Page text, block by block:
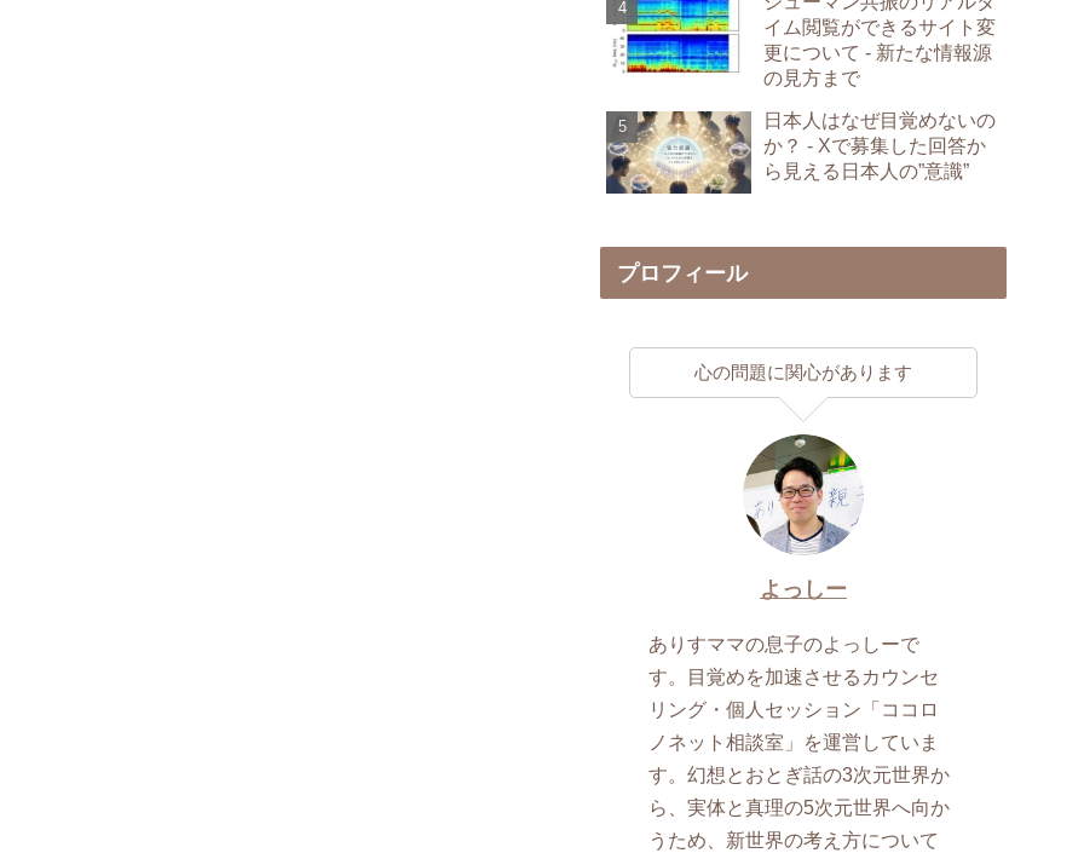
イム閲覧ができるサイト変
更について - 新たな情報源
の見方まで
日本人はなぜ目覚めないの
か？ - Xで募集した回答か
ら見える日本人の”意識”
プロフィール
心の問題に関心があります
よっしー
ありすママの息子のよっしーで
す。目覚めを加速させるカウンセ
リング・個人セッション「ココロ
ノネット相談室」を運営していま
す。幻想とおとぎ話の3次元世界か
ら、実体と真理の5次元世界へ向か
うため、新世界の考え方について